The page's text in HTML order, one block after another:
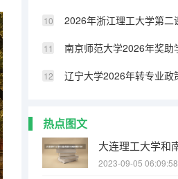
热点图文
2023-09-05 06:09:58